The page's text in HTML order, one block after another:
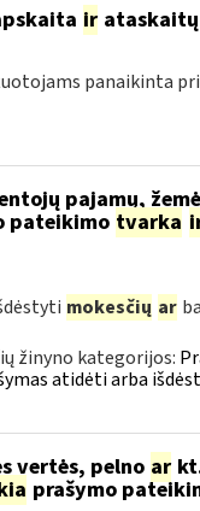
ir
panaikinta
pajamų,
pateikimo tvarka
mokesčių ar
žinyno kategorijos:
atidėti arba
vertės, pelno ar
prašymo